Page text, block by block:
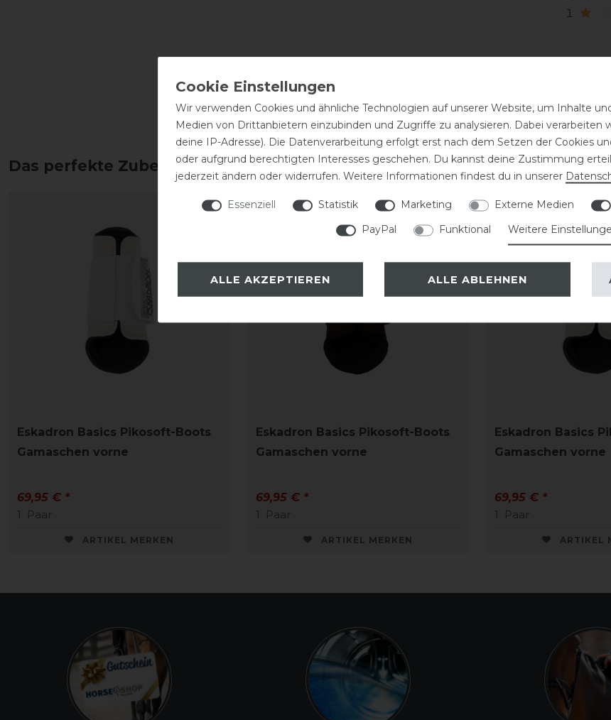
1
Das perfekte Zubehör für dich
Eskadron Basics Pikosoft-Boots
Gamaschen vorne
69,95 € *
1
Paar
ARTIKEL MERKEN
Eskadron Basics Pikosoft-Boots
Gamaschen vorne
69,95 € *
1
Paar
ARTIKEL MERKEN
Eskadron Basics
Gamaschen vorne
69,95 € *
1
Paar
ARTIKEL
Wir verwenden Cookies und ähnliche Technologien auf unserer Website, um Inhalte
Medien von Drittanbietern einzubinden und Zugriffe zu analysieren. Dabei verarbeiten
deine IP-Adresse). Die Datenverarbeitung erfolgt erst nach dem Setzen der Cookies
oder aufgrund berechtigten Interesses geschehen. Du kannst deine Zustimmung
jederzeit ändern oder widerrufen. Weitere Informationen findest du in unserer
Essenziell Statistik Marketing Externe Medien
PayPal
Funktional Weitere
ALLE AKZEPTIEREN ALLE ABLEHNEN